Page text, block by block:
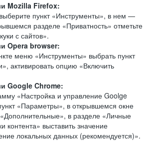
Mozilla Firefox:
пункт «Инструменты», в нем —
разделе «Приватность» отметьте
с сайтов».
Opera browser:
меню «Инструменты» выбрать пункт
активировать опцию «Включить
Google Chrome:
«Настройка и управление Goolge
«Параметры», в открывшемся окне
в разделе «Личные
контента» выставить значение
локальных данных (рекомендуется)».